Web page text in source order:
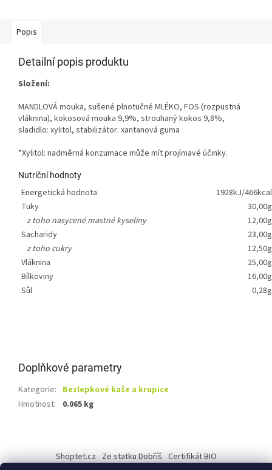
Popis
Detailní popis produktu
Složení:
MANDLOVÁ mouka, sušené plnotučné MLÉKO, FOS (rozpustná
vláknina), kokosová mouka 9,9%, strouhaný kokos 9,8%,
sladidlo: xylitol, stabilizátor: xantanová guma
*Xylitol: nadměrná konzumace může mít projímavé účinky.
Nutriční hodnoty
Energetická hodnota
1928kJ/466kcal
Tuky
30,00g
z toho nasycené mastné kyseliny
12,00g
Sacharidy
23,00g
z toho cukry
12,50g
Vláknina
25,00g
Bílkoviny
16,00g
Sůl
0,28g
Doplňkové parametry
Kategorie: Bezlepkové kaše a krupice
Hmotnost: 0.065 kg
p
Shoptet.cz Ze statku Dobříš Certifikát BIO